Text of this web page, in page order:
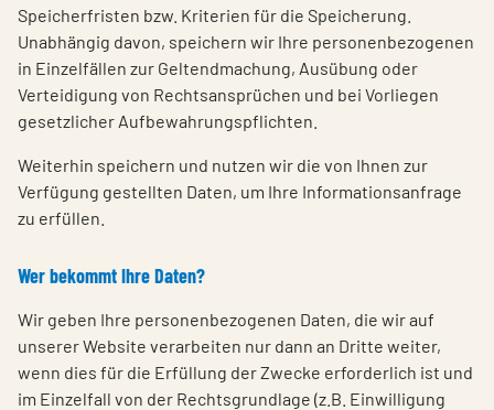
Speicherfristen bzw. Kriterien für die Speicherung.
Unabhängig davon, speichern wir Ihre personenbezogenen
in Einzelfällen zur Geltendmachung, Ausübung oder
Verteidigung von Rechtsansprüchen und bei Vorliegen
gesetzlicher Aufbewahrungspflichten.
Weiterhin speichern und nutzen wir die von Ihnen zur
Verfügung gestellten Daten, um Ihre Informationsanfrage
zu erfüllen.
Wer bekommt Ihre Daten?
Wir geben Ihre personenbezogenen Daten, die wir auf
unserer Website verarbeiten nur dann an Dritte weiter,
wenn dies für die Erfüllung der Zwecke erforderlich ist und
im Einzelfall von der Rechtsgrundlage (z.B. Einwilligung